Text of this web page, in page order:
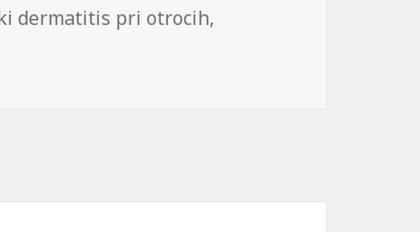
dermatitis pri otrocih,